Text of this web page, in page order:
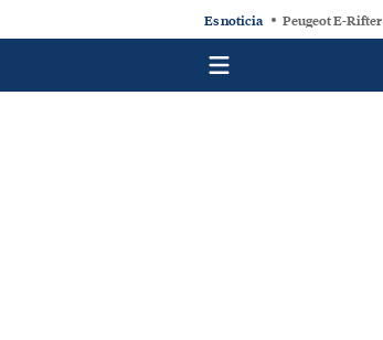
Es noticia Peugeot E-Rifter